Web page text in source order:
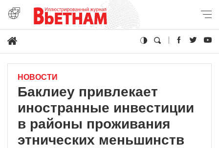
НОВОСТИ
Баклиеу привлекает
иностранные инвестиции
в районы проживания
этнических меньшинств